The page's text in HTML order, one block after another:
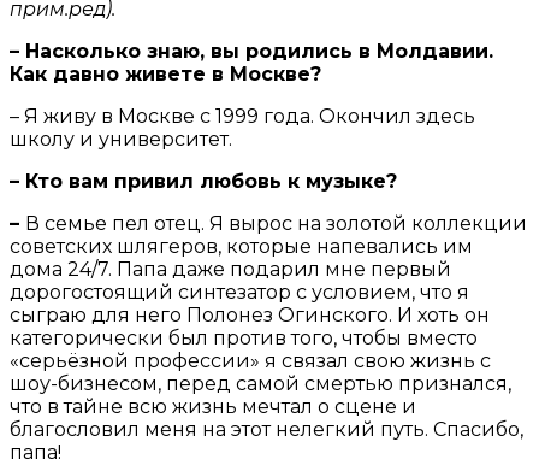
прим.ред).
– Насколько знаю, вы родились в Молдавии.
Как давно живете в Москве?
– Я живу в Москве с 1999 года. Окончил здесь
школу и университет.
– Кто вам привил любовь к музыке?
– В семье пел отец. Я вырос на золотой коллекции
советских шлягеров, которые напевались им
дома 24/7. Папа даже подарил мне первый
дорогостоящий синтезатор с условием, что я
сыграю для него Полонез Огинского. И хоть он
категорически был против того, чтобы вместо
«серьёзной профессии» я связал свою жизнь с
шоу-бизнесом, перед самой смертью признался,
что в тайне всю жизнь мечтал о сцене и
благословил меня на этот нелегкий путь. Спасибо,
папа!